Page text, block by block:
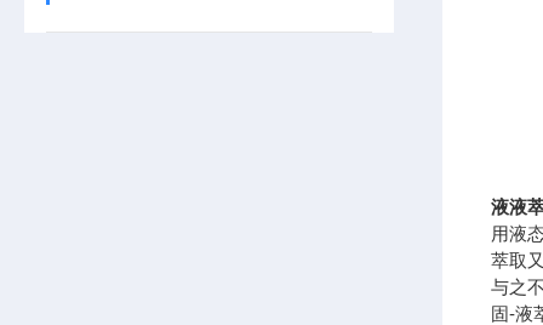
液液
用液
萃取
与之
固-液